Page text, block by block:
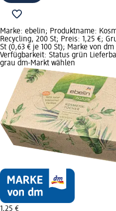
Marke: ebelin; Produktname:
Recycling, 200 St; Preis: 1,25 €;
St (0,63 € je 100 St); Marke von dm
Verfügbarkeit: Status grün
grau dm-Markt wählen
1,25 €